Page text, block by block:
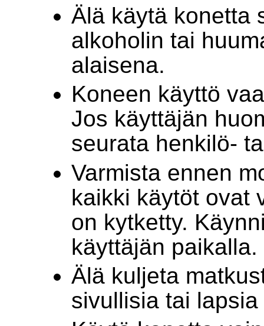
Älä käytä konetta
alkoholin tai
alaisena.
Koneen käyttö
Jos käyttäjän
seurata henkilö-
Varmista ennen
kaikki käytöt ovat
on kytketty.
käyttäjän paikalla.
Älä kuljeta
sivullisia tai